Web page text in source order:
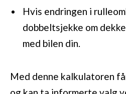
Hvis endringen i
dobbeltsjekke om
med bilen din.
Med denne kalkulatoren